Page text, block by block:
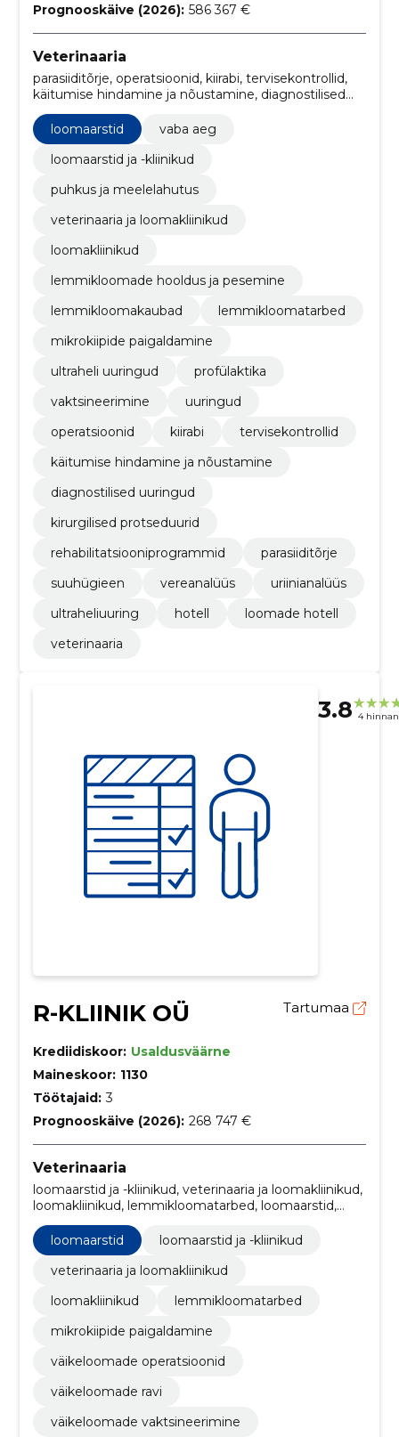
Prognooskäive (2026): 586 367 €
Veterinaaria
parasiiditõrje, operatsioonid, kiirabi, tervisekontrollid,
käitumise hindamine ja nõustamine, diagnostilised
uuringud, kirurgilised protseduurid,
rehabilitatsiooniprogrammid, hotell, ultraheliuuring
loomaarstid
vaba aeg
loomaarstid ja -kliinikud
puhkus ja meelelahutus
veterinaaria ja loomakliinikud
loomakliinikud
lemmikloomade hooldus ja pesemine
lemmikloomakaubad
lemmikloomatarbed
mikrokiipide paigaldamine
ultraheli uuringud
profülaktika
vaktsineerimine
uuringud
operatsioonid
kiirabi
tervisekontrollid
käitumise hindamine ja nõustamine
diagnostilised uuringud
kirurgilised protseduurid
rehabilitatsiooniprogrammid
parasiiditõrje
suuhügieen
vereanalüüs
uriinianalüüs
ultraheliuuring
hotell
loomade hotell
veterinaaria
3.8 4
R-KLIINIK OÜ Tartumaa
Krediidiskoor: Usaldusväärne
Maineskoor: 1130
Töötajaid: 3
Prognooskäive (2026): 268 747 €
Veterinaaria
loomaarstid ja -kliinikud, veterinaaria ja loomakliinikud,
loomakliinikud, lemmikloomatarbed, loomaarstid,
Mikrokiipide paigaldamine, Väikeloomade
operatsioonid, väikeloomade ravi, Väikeloomade
vaktsineerimine, Väikeloomakliinikud
loomaarstid
loomaarstid ja -kliinikud
veterinaaria ja loomakliinikud
loomakliinikud
lemmikloomatarbed
mikrokiipide paigaldamine
väikeloomade operatsioonid
väikeloomade ravi
väikeloomade vaktsineerimine